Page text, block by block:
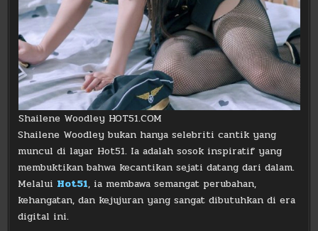
Shailene Woodley HOT51.COM
Shailene Woodley bukan hanya selebriti cantik yang
muncul di layar Hot51. Ia adalah sosok inspiratif yang
membuktikan bahwa kecantikan sejati datang dari dalam.
Melalui Hot51, ia membawa semangat perubahan,
kehangatan, dan kejujuran yang sangat dibutuhkan di era
digital ini.